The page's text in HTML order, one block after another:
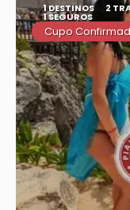
1 DESTINOS 2
1 SEGUROS
Cupo